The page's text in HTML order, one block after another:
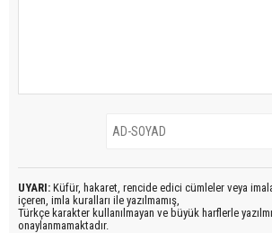
UYARI: Küfür, hakaret, rencide edici cümleler veya
içeren, imla kuralları ile yazılmamış,
Türkçe karakter kullanılmayan ve büyük harflerle
onaylanmamaktadır.